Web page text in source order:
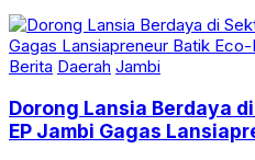
Berita Daerah Jambi
Dorong Lansia Berdaya
EP Jambi Gagas